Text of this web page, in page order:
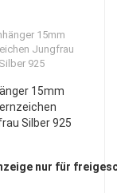
15mm
Silber 925
nur für